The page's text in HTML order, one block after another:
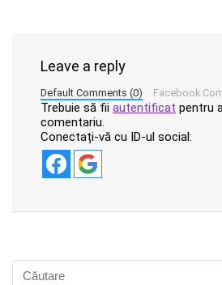
Leave a reply
Default Comments (0) Facebook
Trebuie să fii autentificat pentru
comentariu.
Conectați-vă cu ID-ul social: